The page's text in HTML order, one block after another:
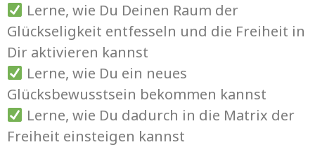
Lerne, wie Du Deinen Raum der
Glückseligkeit entfesseln und die Freiheit in
Dir aktivieren kannst
Lerne, wie Du ein neues
Glücksbewusstsein bekommen kannst
Lerne, wie Du dadurch in die Matrix der
Freiheit einsteigen kannst